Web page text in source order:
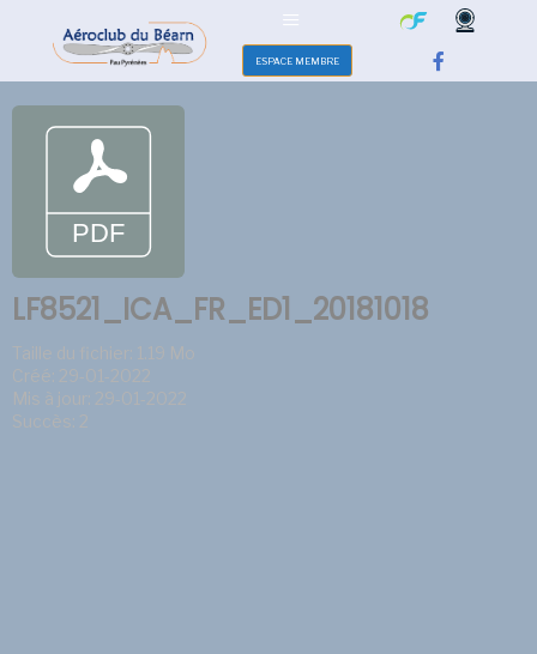
ESPACE MEMBRE
LF8521_ICA_FR_ED1_20181018
Taille du fichier: 1.19 Mo
Créé: 29-01-2022
Mis à jour: 29-01-2022
Succès: 2